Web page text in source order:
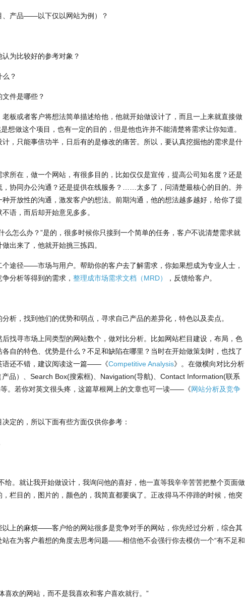
、产品——以下仅以网站为例）？
为比较好的参考对象？
？
件是哪些？
板或者客户将想法简单描述给他，他就开始做设计了，而且一上来就直接做
想做这个项目，也有一定的目的，但是他也许并不能清楚将需求让你知道。
，只能事倍功半，日后有的是修改的痛苦。所以，要认真挖掘他的需求是什
所在，做一个网站，有很多目的，比如仅仅是宣传，提高公司知名度？还是
，协同办公沟通？还是提供在线服务？……太多了，问清楚最核心的目的。并
开放性的沟通，激发客户的想法。前期沟通，他的想法越多越好，给你了提
语，而后却开始意见多多。
么怎么办？”是的，很多时候你只接到一个简单的任务，客户不说清楚需求就
出来了，他就开始挑三拣四。
途径——市场与用户。帮助你的客户去了解需求，你如果想成为专业人士，
分析等得到的需求， 整理成市场需求文档（MRD） ，反馈给客户。
析，找到他们的优势和弱点，寻求自己产品的差异化，特色以及卖点。
找寻市场上同类型的网站数个，做对比分析。比如网站栏目建设，布局，色
自的特色、优势是什么？不足和缺陷在哪里？当时在开始做策划时，也找了
语还不错，建议阅读这一篇——《Competitive Analysis》。在做横向对比分析
品）、Search Box(搜索框)、Navigation(导航)、Contact Information(联系
。若你对英文很头疼，这篇草根网上的文章也可一读——《网站分析及竞争
定的，所以下面有些方面仅供你参考：
给。就让我开始做设计，我询问他的喜好，他一直等我辛辛苦苦把整个页面做
栏目的，图片的，颜色的，我简直都要疯了。正改得马不停蹄的时候，他突
以上的麻烦——客户给的网站很多是竞争对手的网站，你先经过分析，综合其
在为客户着想的角度去思考问题——相信他不会强行你去模仿一个“有不足和
喜欢的网站，而不是我喜欢和客户喜欢就行。”